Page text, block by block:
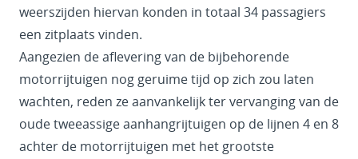
weerszijden hiervan konden in totaal 34 passagiers
een zitplaats vinden.
Aangezien de aflevering van de bijbehorende
motorrijtuigen nog geruime tijd op zich zou laten
wachten, reden ze aanvankelijk ter vervanging van de
oude tweeassige aanhangrijtuigen op de lijnen 4 en 8
achter de motorrijtuigen met het grootste